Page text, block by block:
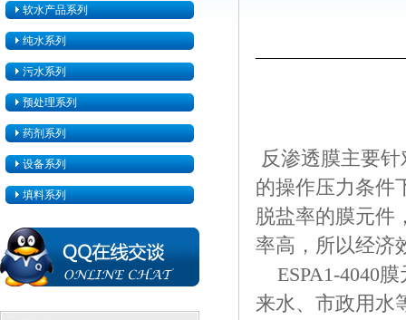
软水产品系列
纯水系列
污水系列
预处理系列
药剂系列
设备系列
填料系列
反渗透膜主要
的操作压力条件
脱盐率的膜元件
率高，所以经济
ESPA1-4040
来水、市政用水